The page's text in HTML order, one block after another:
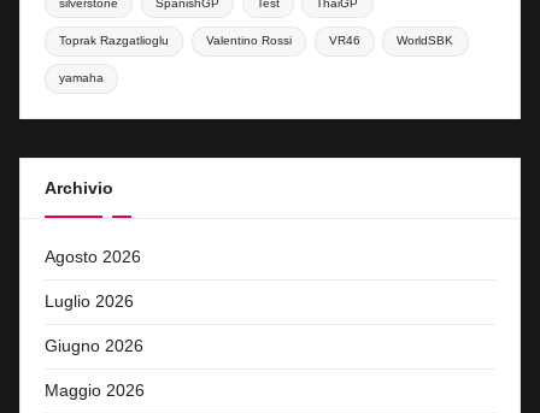
silverstone SpanishGP Test ThaiGP
Toprak Razgatlioglu Valentino Rossi VR46 WorldSBK
yamaha
Archivio
Agosto 2026
Luglio 2026
Giugno 2026
Maggio 2026